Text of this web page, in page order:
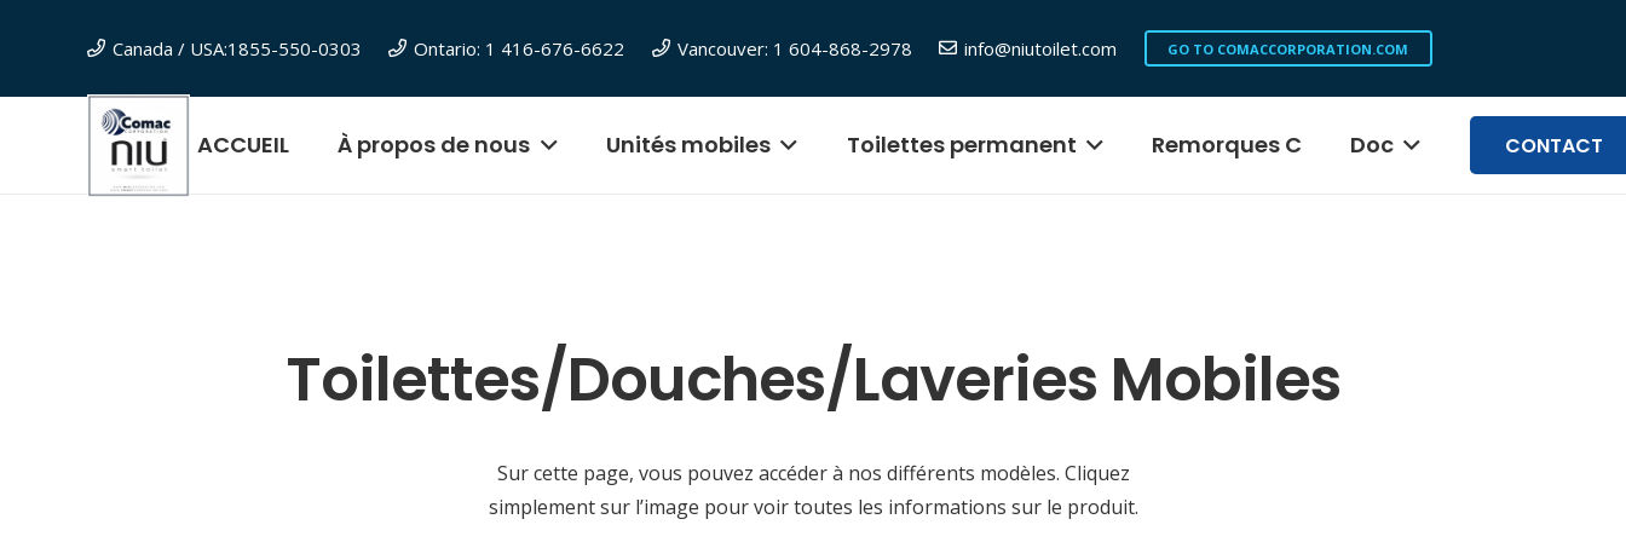
Canada / USA:1855-550-0303 Ontario: 1 416-676-6622 Vancouver: 1 604-868-2978 info@niutoilet.com GO TO COMACCORPORATION.COM
ACCUEIL À propos de nous Unités mobiles Toilettes permanent Remorques C Doc CONTACT
Toilettes/douches/laveries Mobiles
Sur cette page, vous pouvez accéder à nos différents modèles. Cliquez
simplement sur l’image pour voir toutes les informations sur le produit.